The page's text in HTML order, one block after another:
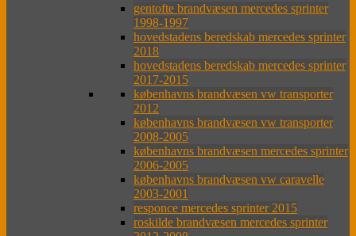
gentofte brandvæsen mercedes sprinter
1998-1997
hovedstadens beredskab mercedes sprinter
2018
hovedstadens beredskab mercedes sprinter
2017-2015
københavns brandvæsen vw transporter
2012
københavns brandvæsen vw transporter
2008-2005
københavns brandvæsen mercedes sprinter
2006-2005
københavns brandvæsen vw caravelle
2003-2001
responce mercedes sprinter 2015
roskilde brandvæsen mercedes sprinter